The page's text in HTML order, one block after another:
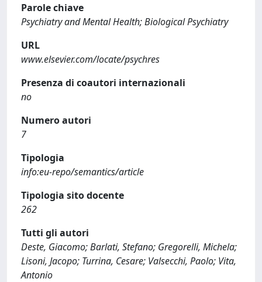
Parole chiave
Psychiatry and Mental Health; Biological Psychiatry
URL
www.elsevier.com/locate/psychres
Presenza di coautori internazionali
no
Numero autori
7
Tipologia
info:eu-repo/semantics/article
Tipologia sito docente
262
Tutti gli autori
Deste, Giacomo; Barlati, Stefano; Gregorelli, Michela;
Lisoni, Jacopo; Turrina, Cesare; Valsecchi, Paolo; Vita,
Antonio